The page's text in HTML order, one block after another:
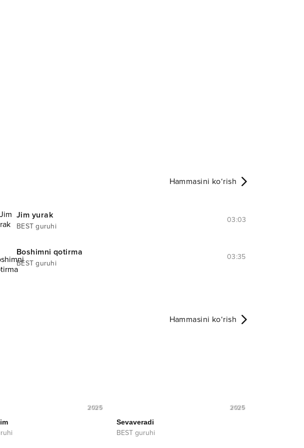
Hammasini ko‘rish
Jim yurak
BEST guruhi
03:03
Boshimni qotirma
BEST guruhi
03:35
Hammasini ko‘rish
2025 2025
Sevaveradi
BEST guruhi